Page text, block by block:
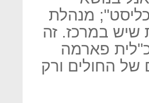
מנהלת
שיש במרכז. זה
פארמה
של החולים ורק